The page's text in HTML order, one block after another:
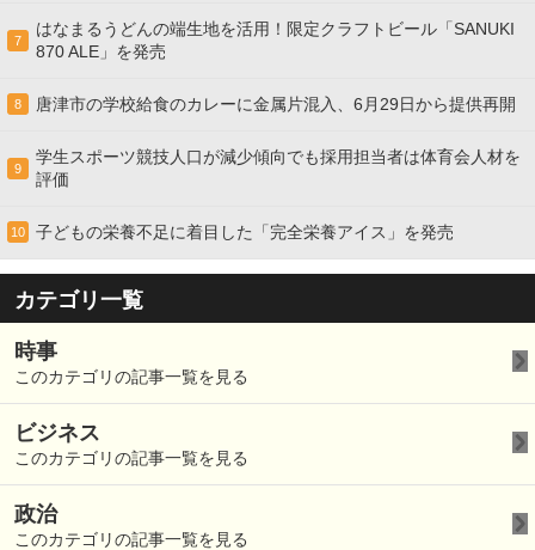
7
はなまるうどんの端生地を活用！限定クラフトビール「SANUKI
870 ALE」を発売
8 唐津市の学校給食のカレーに金属片混入、6月29日から提供再開
9
学生スポーツ競技人口が減少傾向でも採用担当者は体育会人材を
評価
10 子どもの栄養不足に着目した「完全栄養アイス」を発売
カテゴリ一覧
時事
このカテゴリの記事一覧を見る
ビジネス
このカテゴリの記事一覧を見る
政治
このカテゴリの記事一覧を見る